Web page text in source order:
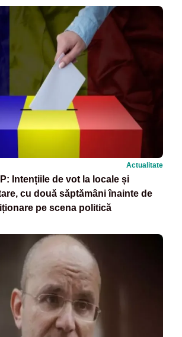
Actualitate
Intențiile de vot la locale și
cu două săptămâni înainte de
pe scena politică